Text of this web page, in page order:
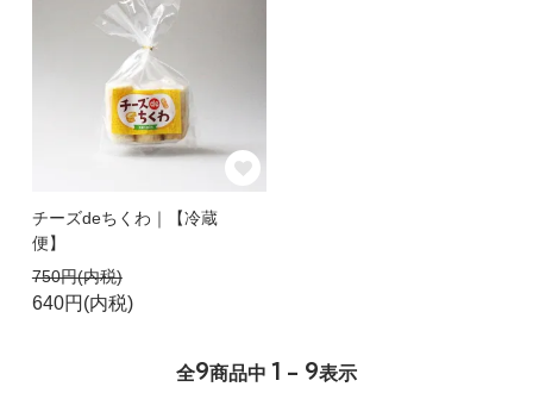
チーズdeちくわ｜【冷蔵
便】
750円(内税)
640円(内税)
全9商品中 1 - 9表示